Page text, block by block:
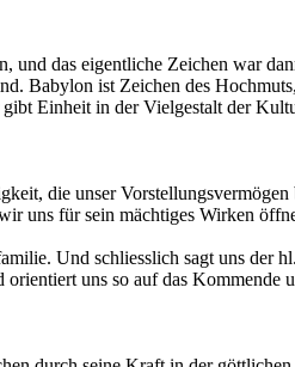
das eigentliche Zeichen war
Babylon ist Zeichen des
Einheit in der Vielgestalt der
die unser
uns für sein mächtiges Wirken
Und schliesslich sagt uns der
uns so auf das Kommende